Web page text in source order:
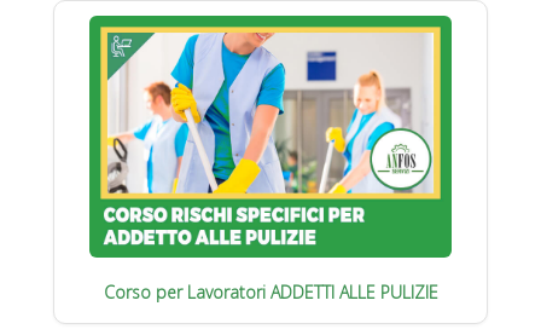
Corso per Lavoratori ADDETTI ALLE PULIZIE